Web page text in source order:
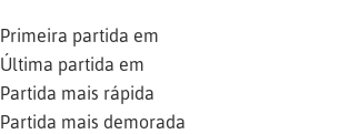
Primeira partida em
Última partida em
Partida mais rápida
Partida mais demorada